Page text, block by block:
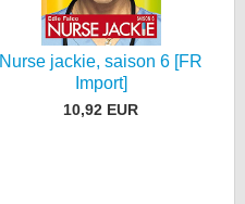
Nurse jackie, saison 6 [FR
Import]
10,92 EUR